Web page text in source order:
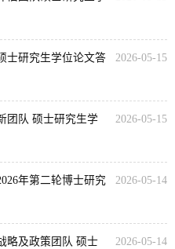
2026-05-15
士研究生学位论文答
2026-05-15
团队 硕士研究生学
2026-05-14
年第二轮博士研究
2026-05-14
略及政策团队 硕士